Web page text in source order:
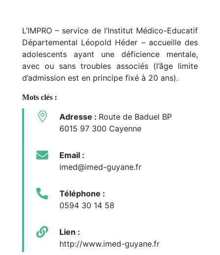
L’IMPRO – service de l’Institut Médico-Educatif
Départemental Léopold Héder – accueille des
adolescents ayant une déficience mentale,
avec ou sans troubles associés (l’âge limite
d’admission est en principe fixé à 20 ans).
Mots clés :
 Adresse : Route de Baduel BP
6015 97 300 Cayenne

Email :
imed@imed-guyane.fr

Téléphone :
0594 30 14 58

Lien :
http://www.imed-guyane.fr